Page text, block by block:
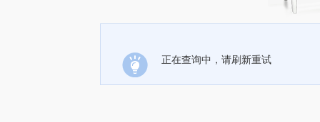
正在查询中，请刷新重试